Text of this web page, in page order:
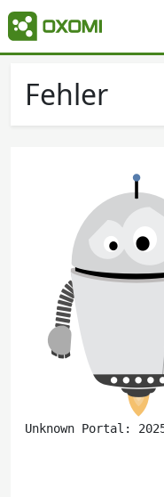
Fehler
Unknown Portal: